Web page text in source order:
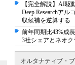
【完全解説】AI
Deep Researchア
収候補を逆算する
前年同期比43%成
3社シェアとネオ
オルタナティブ・